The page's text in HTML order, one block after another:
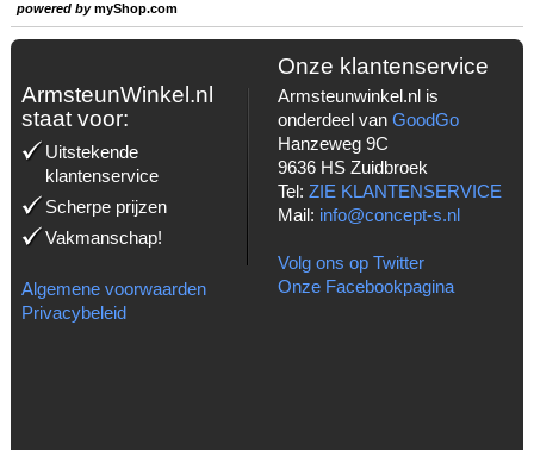
powered bymyShop.com
ArmsteunWinkel.nl
staat voor:
Uitstekende
klantenservice
Scherpe prijzen
Vakmanschap!
Algemene voorwaarden
Privacybeleid
Onze klantenservice
Armsteunwinkel.nl is
onderdeel van GoodGo
Hanzeweg 9C
9636 HS Zuidbroek
Tel: ZIE KLANTENSERVICE
Mail: info@concept-s.nl
Volg ons op Twitter
Onze Facebookpagina